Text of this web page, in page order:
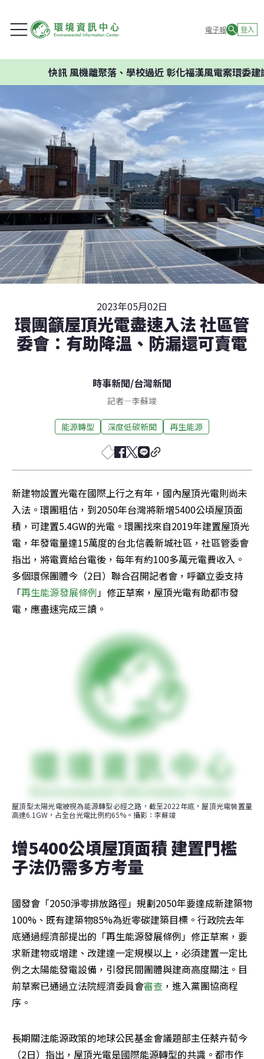
電子報 登入
快訊風機離聚落、學校過近 彰化福漢風電案環委建議不
2023年05月02日
環團籲屋頂光電盡速入法 社區管
委會：有助降溫、防漏還可賣電
時事新聞/台灣新聞
記者—李蘇竣
能源轉型 深度低碳新聞 再生能源
新建物設置光電在國際上行之有年，國內屋頂光電則尚未
入法。環團粗估，到2050年台灣將新增5400公頃屋頂面
積，可建置5.4GW的光電。環團找來自2019年建置屋頂光
電，年發電量達15萬度的台北信義新城社區，社區管委會
指出，將電賣給台電後，每年有約100多萬元電費收入。
多個環保團體今（2日）聯合召開記者會，呼籲立委支持
「再生能源發展條例」修正草案，屋頂光電有助都市發
電，應盡速完成三讀。
屋頂型太陽光電被視為能源轉型必經之路，截至2022年底，屋頂光電裝置量
高達6.1GW，占全台光電比例約65%。攝影：李蘇竣
增5400公頃屋頂面積 建置門檻
子法仍需多方考量
國發會「2050淨零排放路徑」規劃2050年要達成新建築物
100%、既有建築物85%為近零碳建築目標。行政院去年
底通過經濟部提出的「再生能源發展條例」修正草案，要
求新建物或增建、改建達一定規模以上，必須建置一定比
例之太陽能發電設備，引發民間團體與建商高度關注。目
前草案已通過立法院經濟委員會審查 ，進入黨團協商程
序。
長期關注能源政策的地球公民基金會議題部主任蔡卉荀今
（2日）指出，屋頂光電是國際能源轉型的共識。都市作